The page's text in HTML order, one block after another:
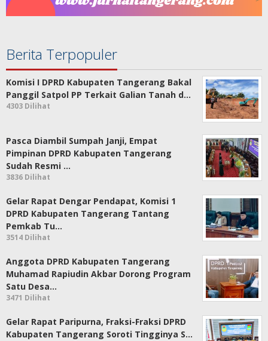
Berita Terpopuler
Komisi I DPRD Kabupaten Tangerang Bakal
Panggil Satpol PP Terkait Galian Tanah d…
4303 Dilihat
Pasca Diambil Sumpah Janji, Empat
Pimpinan DPRD Kabupaten Tangerang
Sudah Resmi …
3836 Dilihat
Gelar Rapat Dengar Pendapat, Komisi 1
DPRD Kabupaten Tangerang Tantang
Pemkab Tu…
3514 Dilihat
Anggota DPRD Kabupaten Tangerang
Muhamad Rapiudin Akbar Dorong Program
Satu Desa…
3471 Dilihat
Gelar Rapat Paripurna, Fraksi-Fraksi DPRD
Kabupaten Tangerang Soroti Tingginya S…